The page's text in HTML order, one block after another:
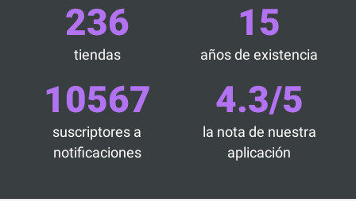
236
tiendas
15
años de existencia
10567
suscriptores a
notificaciones
4.3/5
la nota de nuestra
aplicación